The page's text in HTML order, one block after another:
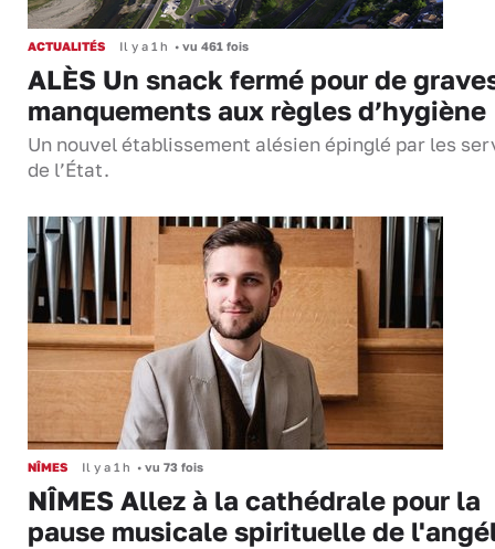
ACTUALITÉS Il y a 1 h • vu 461 fois
ALÈS Un snack fermé pour de
manquements aux règles d’hygiène
Un nouvel établissement alésien épinglé par les
de l’État.
NÎMES Il y a 1 h • vu 73 fois
NÎMES Allez à la cathédrale pour la
pause musicale spirituelle de